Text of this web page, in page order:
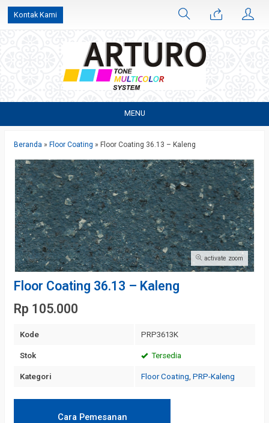
Kontak Kami
MENU
Beranda » Floor Coating » Floor Coating 36.13 – Kaleng
activate zoom
Floor Coating 36.13 – Kaleng
Rp 105.000
Kode PRP3613K
Stok Tersedia
Kategori Floor Coating, PRP-Kaleng
Cara Pemesanan